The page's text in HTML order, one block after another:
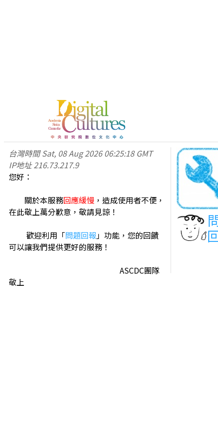
台灣時間Sat, 08 Aug 2026 06:25:18 GMT
IP地址216.73.217.9
您好：
關於本服務回應緩慢 ，造成使用者不便，
在此敬上萬分歉意，敬請見諒！
歡迎利用「問題回報」功能，您的回饋
可以讓我們提供更好的服務！
ASCDC團隊
敬上